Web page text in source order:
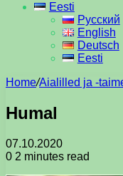
Eesti
Русский
English
Deutsch
Eesti
Home/Aialilled ja -
Humal
07.10.2020
0 2 minutes read